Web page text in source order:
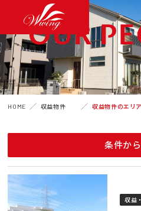
OUR
HOME 収益物件 収益物件のエリア
条件か
収益